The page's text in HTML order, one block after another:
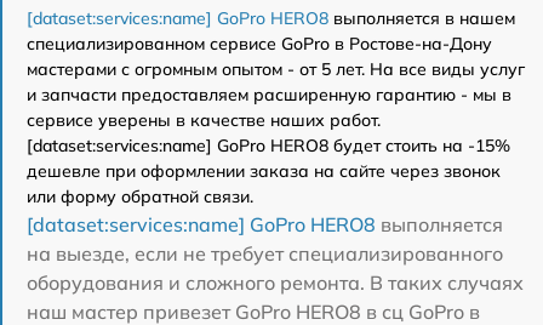
[dataset:services:name] GoPro HERO8 выполняется в нашем
специализированном сервисе GoPro в Ростове-на-Дону
мастерами с огромным опытом - от 5 лет. На все виды услуг
и запчасти предоставляем расширенную гарантию - мы в
сервисе уверены в качестве наших работ.
[dataset:services:name] GoPro HERO8 будет стоить на -15%
дешевле при оформлении заказа на сайте через звонок
или форму обратной связи.
[dataset:services:name] GoPro HERO8 выполняется
на выезде, если не требует специализированного
оборудования и сложного ремонта. В таких случаях
наш мастер привезет GoPro HERO8 в сц GoPro в